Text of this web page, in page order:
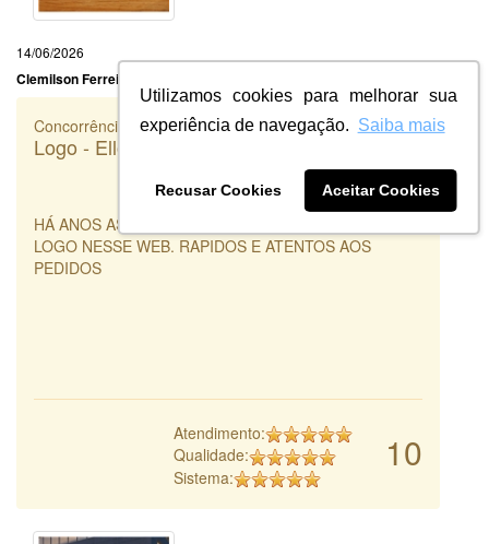
Utilizamos cookies para melhorar sua
experiência de navegação. Saiba mais
Recusar Cookies Aceitar Cookies
14/06/2026
Clemilson Ferreira
Concorrência
Logo - Ello Business
HÁ ANOS AS NOSSAS EMPRESAS TEM SIDO FEITA
LOGO NESSE WEB. RAPIDOS E ATENTOS AOS
PEDIDOS
10
Atendimento:
Qualidade:
Sistema: